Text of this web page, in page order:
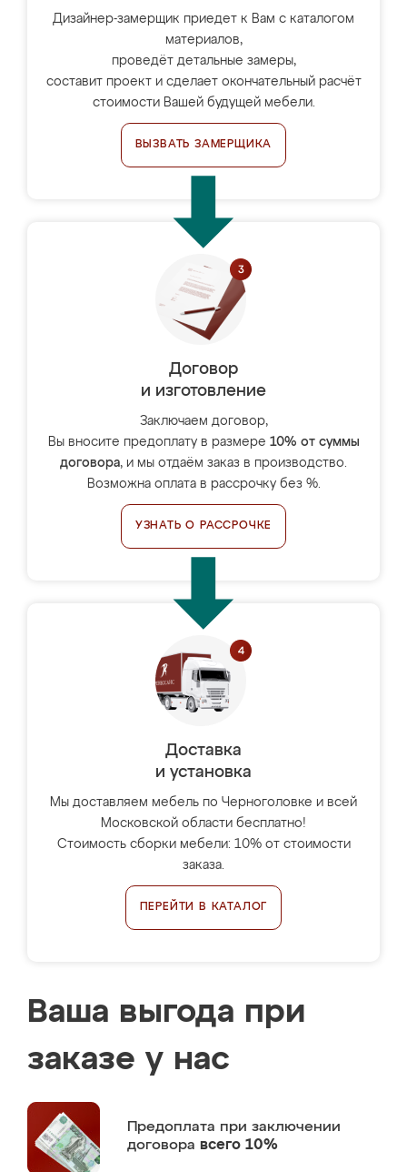
Дизайнер-замерщик приедет к Вам с каталогом
материалов,
проведёт детальные замеры,
составит проект и сделает окончательный расчёт
стоимости Вашей будущей мебели.
ВЫЗВАТЬ ЗАМЕРЩИКА
Договор
и изготовление
Заключаем договор,
Вы вносите предоплату в размере 10% от суммы
договора, и мы отдаём заказ в производство.
Возможна оплата в рассрочку без %.
УЗНАТЬ О РАССРОЧКЕ
Доставка
и установка
Мы доставляем мебель по Черноголовке и всей
Московской области бесплатно!
Стоимость сборки мебели: 10% от стоимости
заказа.
ПЕРЕЙТИ В КАТАЛОГ
Ваша выгода при
заказе у нас
Предоплата при заключении
договора всего 10%